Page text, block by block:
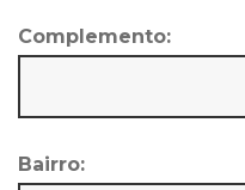
Complemento:
Bairro: